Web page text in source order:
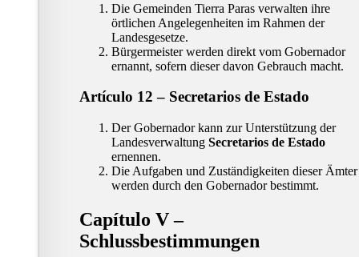
Die Gemeinden Tierra Paras verwalten ihre
örtlichen Angelegenheiten im Rahmen der
Landesgesetze.
Bürgermeister werden direkt vom Gobernador
ernannt, sofern dieser davon Gebrauch macht.
Artículo 12 – Secretarios de Estado
Der Gobernador kann zur Unterstützung der
Landesverwaltung Secretarios de Estado
ernennen.
Die Aufgaben und Zuständigkeiten dieser Ämter
werden durch den Gobernador bestimmt.
Capítulo V –
Schlussbestimmungen